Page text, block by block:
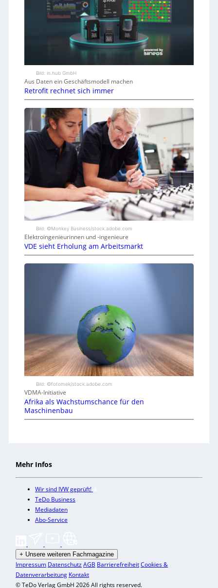
Bild: in.hub GmbH
Aus Daten ein Geschäftsmodell machen
Retrofit rechnet sich immer
Bild: ©Monkey Business/stock.adobe.com
Elektroingenieurinnen und -ingenieure
VDE sieht Erholung am Arbeitsmarkt
Bild: ©fotomek/stock.adobe.com
VDMA-Initiative
Afrika als Wachstumschance für den
Maschinenbau
Mehr Infos
Wir sind IVW geprüft!
TeDo Business
Mediadaten
Abo-Service
+ Unsere weiteren Fachmagazine
Impressum DatenschutzAGB BarrierefreiheitCookies &
Datenverarbeitung Kontakt
© TeDo Verlag GmbH 2026 All rights reserved.